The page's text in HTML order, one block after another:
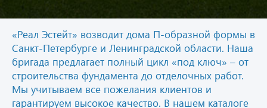
«Реал Эстейт» возводит дома П-образной формы в
Санкт-Петербурге и Ленинградской области. Наша
бригада предлагает полный цикл «под ключ» – от
строительства фундамента до отделочных работ.
Мы учитываем все пожелания клиентов и
гарантируем высокое качество. В нашем каталоге